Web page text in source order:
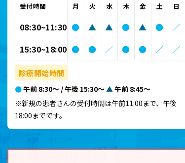
受付時間 月 火 水 木 金 土 日
08:30~11:30 ● ▲ ▲ ● ▲ ●
／
15:30~18:00 ● ● ／ ● ● ／ ／
診療開始時間
●午前 8:30～ / 午後 15:30～ ▲ 午前 8:45～
※新規の患者さんの受付時間は午前11:00まで、午後
18:00までです。